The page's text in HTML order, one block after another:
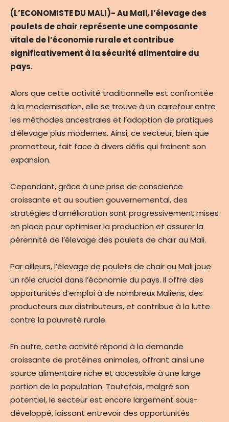
(L’ECONOMISTE DU MALI)- Au Mali, l’élevage des
poulets de chair représente une composante
vitale de l’économie rurale et contribue
significativement à la sécurité alimentaire du
pays.
Alors que cette activité traditionnelle est confrontée
à la modernisation, elle se trouve à un carrefour entre
les méthodes ancestrales et l’adoption de pratiques
d’élevage plus modernes. Ainsi, ce secteur, bien que
prometteur, fait face à divers défis qui freinent son
expansion.
Cependant, grâce à une prise de conscience
croissante et au soutien gouvernemental, des
stratégies d’amélioration sont progressivement mises
en place pour optimiser la production et assurer la
pérennité de l’élevage des poulets de chair au Mali.
Par ailleurs, l’élevage de poulets de chair au Mali joue
un rôle crucial dans l’économie du pays. Il offre des
opportunités d’emploi à de nombreux Maliens, des
producteurs aux distributeurs, et contribue à la lutte
contre la pauvreté rurale.
En outre, cette activité répond à la demande
croissante de protéines animales, offrant ainsi une
source alimentaire riche et accessible à une large
portion de la population. Toutefois, malgré son
potentiel, le secteur est encore largement sous-
développé, laissant entrevoir des opportunités